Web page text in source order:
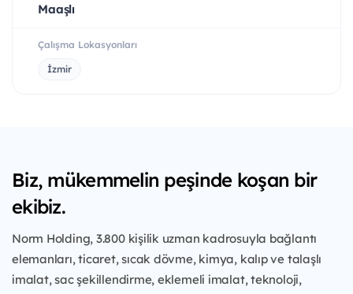
Maaşlı
Çalışma Lokasyonları
İzmir
Biz, mükemmelin peşinde koşan bir
ekibiz.
Norm Holding, 3.800 kişilik uzman kadrosuyla bağlantı
elemanları, ticaret, sıcak dövme, kimya, kalıp ve talaşlı
imalat, sac şekillendirme, eklemeli imalat, teknoloji,